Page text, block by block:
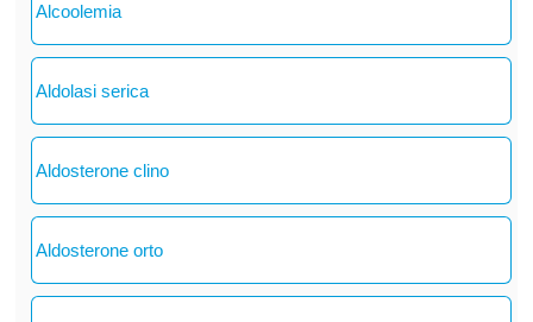
Alcoolemia
Aldolasi serica
Aldosterone clino
Aldosterone orto